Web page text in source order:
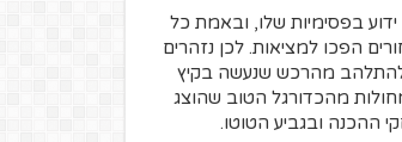
בפסימיות שלו, ובאמת כל
הפכו למציאות. לכן נזהרים
להתלהב מהרכש שנעשה בקיץ
מהכדורגל הטוב שהוצג
ההכנה ובגביע הטוטו.